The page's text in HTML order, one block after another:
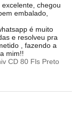
chegou
embalado,
é muito
e resolveu pra
, fazendo a
mim!!
CD 80 Fls Preto